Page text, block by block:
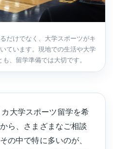
だけでなく、大学スポーツがキ
ています。現地での生活や大学
、留学準備では大切です。
大学スポーツ留学を希
ら、さまざまなご相談
の中で特に多いのが、